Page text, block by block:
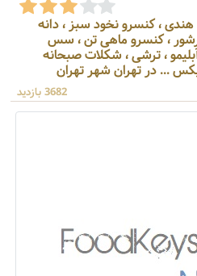
پخش کننده برنج ایرانی ، برنج هندی ، کنسرو نخود سبز ، دانه
، کنسرو ماهی تن ، سس
خردل ، سس کچاپ ، آبغوره ، آبلیمو ، ترشی ، شکلات صبحانه
تهران
3682 بازدید